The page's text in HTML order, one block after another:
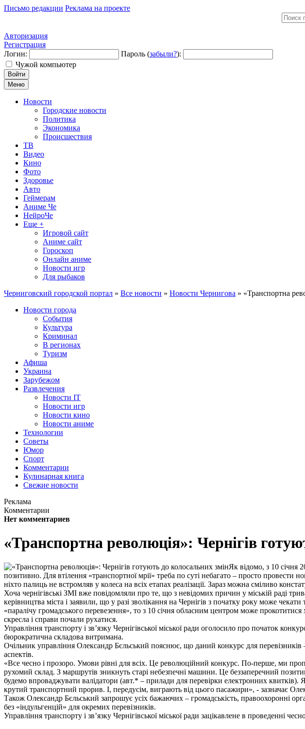
Письмо редакции Реклама на проекте
Авторизация
Регистрация
Логин:
Пароль (забыли?):
Чужой компьютер
Войти
Меню
Новости
Городские новости
Политика
Экономика
Происшествия
ТВ
Видео
Кино
Фото
Здоровье
Авто
Геймерам
Аниме Че
НейроЧе
Еще +
Игровой сайт
Аниме сайт
Гороскоп
Онлайн аниме
Новости игр
Для рыбаков
Черниговский городской портал » Все новости » Новости Чернигова » «Транспортна
Новости города
События
Культура
Криминал
В регионах
Туризм
Афиша
Украина
Зарубежом
Развлечения
Новости IT
Новости игр
Новости кино
Новости аниме
Технологии
Советы
Юмор
Спорт
Комментарии
Кулинарная книга
Свежие новости
Реклама
Комментарии
Нет комментариев
«Транспортна революція»: Чернігів
Як відомо, з 10 січня
позитивно. Для втілення «транспортної мрії» треба по суті небагато – просто
ніхто палиць не встромляв у колеса на всіх етапах реалізації. Зараз можна сміливо
Хоча чернігівські ЗМІ вже повідомляли про те, що з невідомих причин у міській раді
керівництва міста і заявили, що у разі зволікання на Чернігів з початку року може
«паралічу громадського перевезення», то з 10 січня обласним центром може
скресла і справи почали рухатися.
Управління транспорту і зв’язку Чернігівської міської ради оголосило про початок
бюрократична складова витримана.
Очільник управління Олександр Бєльський пояснює, що даний конкурс для
аспектів.
«Все чесно і прозоро. Умови рівні для всіх. Це революційний конкурс. По-перше, ми
рухомий склад. З маршрутів зникнуть старі небезпечні машини. Це беззаперечний
будемо впроваджувати валідатори (авт.* – прилади для перевірки електронних квитків).
крутий транспортний прорив. І, передусім, виграють від цього пасажири», - зазначає
Також Олександр Бєльський запрошує усіх бажаючих – громадськість, правоохоронні
без «індульгенцій» для окремих перевізників.
Управління транспорту і зв’язку Чернігівської міської ради зацікавлене в проведенні